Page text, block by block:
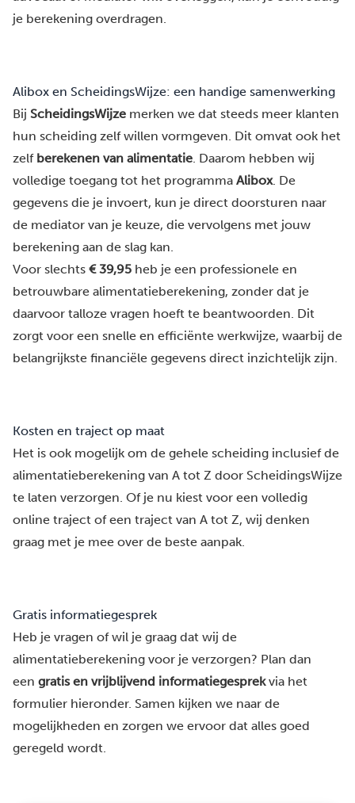
je berekening overdragen.
Alibox en ScheidingsWijze: een handige samenwerking
Bij ScheidingsWijze merken we dat steeds meer klanten
hun scheiding zelf willen vormgeven. Dit omvat ook het
zelf berekenen van alimentatie . Daarom hebben wij
volledige toegang tot het programma Alibox. De
gegevens die je invoert, kun je direct doorsturen naar
de mediator van je keuze, die vervolgens met jouw
berekening aan de slag kan.
Voor slechts € 39,95 heb je een professionele en
betrouwbare alimentatieberekening, zonder dat je
daarvoor talloze vragen hoeft te beantwoorden. Dit
zorgt voor een snelle en efficiënte werkwijze, waarbij de
belangrijkste financiële gegevens direct inzichtelijk zijn.
Kosten en traject op maat
Het is ook mogelijk om de gehele scheiding inclusief de
alimentatieberekening van A tot Z door ScheidingsWijze
te laten verzorgen. Of je nu kiest voor een volledig
online traject of een traject van A tot Z, wij denken
graag met je mee over de beste aanpak.
Gratis informatiegesprek
Heb je vragen of wil je graag dat wij de
alimentatieberekening voor je verzorgen? Plan dan
een gratis en vrijblijvend informatiegesprekvia het
formulier hieronder. Samen kijken we naar de
mogelijkheden en zorgen we ervoor dat alles goed
geregeld wordt.